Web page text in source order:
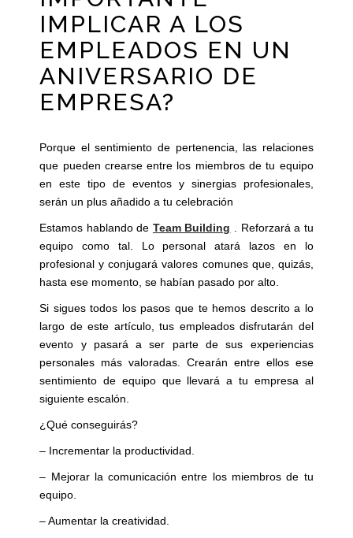
IMPLICAR A LOS
EMPLEADOS EN UN
ANIVERSARIO DE
EMPRESA?
Porque el sentimiento de pertenencia, las relaciones
que pueden crearse entre los miembros de tu equipo
en este tipo de eventos y sinergias profesionales,
serán un plus añadido a tu celebración
Estamos hablando de Team Building . Reforzará a tu
equipo como tal. Lo personal atará lazos en lo
profesional y conjugará valores comunes que, quizás,
hasta ese momento, se habían pasado por alto.
Si sigues todos los pasos que te hemos descrito a lo
largo de este artículo, tus empleados disfrutarán del
evento y pasará a ser parte de sus experiencias
personales más valoradas. Crearán entre ellos ese
sentimiento de equipo que llevará a tu empresa al
siguiente escalón.
¿Qué conseguirás?
– Incrementar la productividad.
– Mejorar la comunicación entre los miembros de tu
equipo.
– Aumentar la creatividad.